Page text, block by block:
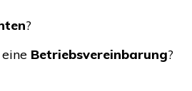
?
Betriebs­ver­ein­ba­rung?